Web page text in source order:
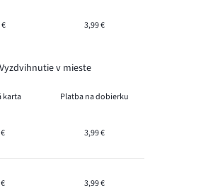
3,99 €
Vyzdvihnutie v mieste
karta Platba na dobierku
3,99 €
3,99 €